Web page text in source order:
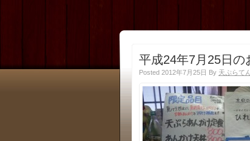
平成24年7月25日の
Posted 2012年7月25日 By 天ぷらて